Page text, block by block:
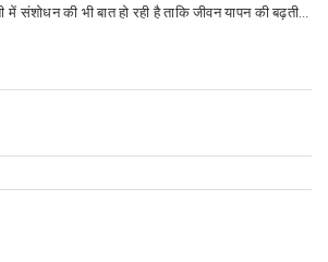
की भी बात हो रही है ताकि जीवन यापन की बढ़ती